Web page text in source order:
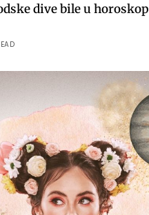
dive bile u